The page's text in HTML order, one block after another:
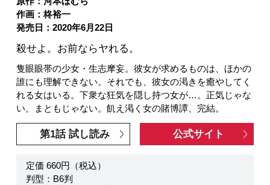
作画：柊裕一
発売日：2020年6月22日
殺せよ。お前ならヤれる。
隻眼眼帯の少女・生志摩妄。彼女が求めるものは、ほかの
誰にも理解できない。それでも、彼女の渇きを癒やしてく
れる女はいる。下衆な狂気を隠し持つ女が…。正気じゃな
い。まともじゃない。飢え渇く女の賭博譚、完結。
第1話 試し読み 公式サイト
定価 660円（税込）
判型：B6判